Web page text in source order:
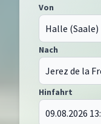
Von
Nach
Hinfahrt